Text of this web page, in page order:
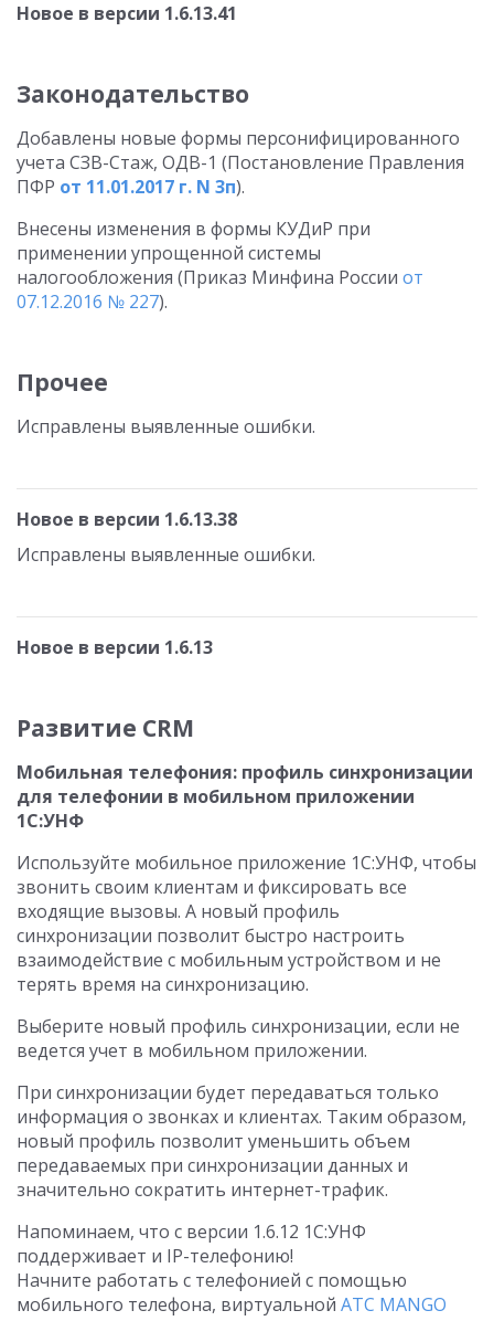
Новое в версии 1.6.13.41
Законодательство
Добавлены новые формы персонифицированного
учета СЗВ-Стаж, ОДВ-1 (Постановление Правления
ПФР от 11.01.2017 г. N 3п).
Внесены изменения в формы КУДиР при
применении упрощенной системы
налогообложения (Приказ Минфина России от
07.12.2016 № 227).
Прочее
Исправлены выявленные ошибки.
Новое в версии 1.6.13.38
Исправлены выявленные ошибки.
Новое в версии 1.6.13
Развитие CRM
Мобильная телефония: профиль синхронизации
для телефонии в мобильном приложении
1С:УНФ
Используйте мобильное приложение 1С:УНФ, чтобы
звонить своим клиентам и фиксировать все
входящие вызовы. А новый профиль
синхронизации позволит быстро настроить
взаимодействие с мобильным устройством и не
терять время на синхронизацию.
Выберите новый профиль синхронизации, если не
ведется учет в мобильном приложении.
При синхронизации будет передаваться только
информация о звонках и клиентах. Таким образом,
новый профиль позволит уменьшить объем
передаваемых при синхронизации данных и
значительно сократить интернет-трафик.
Напоминаем, что с версии 1.6.12 1С:УНФ
поддерживает и IP-телефонию!
Начните работать с телефонией с помощью
мобильного телефона, виртуальной АТС MANGO